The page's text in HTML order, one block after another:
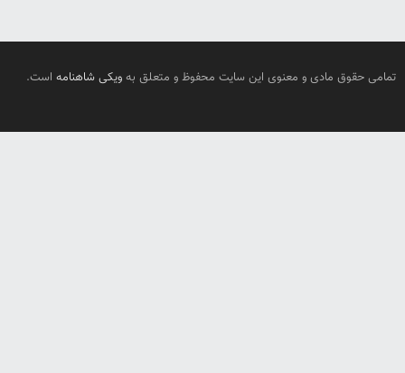
تمامی حقوق مادی و معنوی این سایت محفوظ و متعلق به ویکی شاهنامه است.